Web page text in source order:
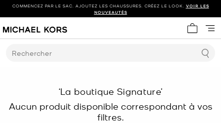
COMMENCEZ PAR LE SAC. AJOUTEZ LES CHAUSSURES. CRÉEZ LE LOOK. VOIR LES
NOUVEAUTÉS
Mon
Rechercher
‘La boutique Signature’
Aucun produit disponible correspondant à vos
filtres.